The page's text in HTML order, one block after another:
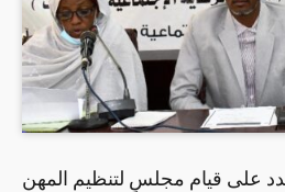
على قيام مجلسٍ لتنظيم المهن